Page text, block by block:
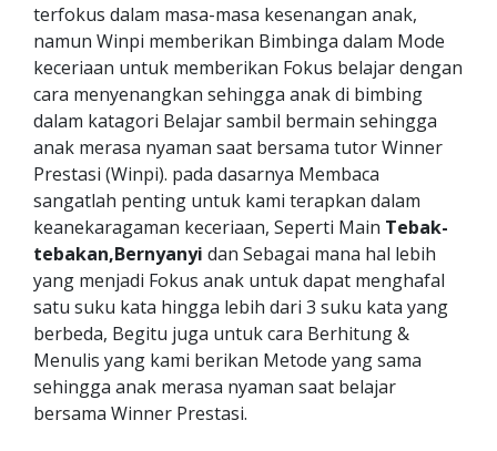
terfokus dalam masa-masa kesenangan anak,
namun Winpi memberikan Bimbinga dalam Mode
keceriaan untuk memberikan Fokus belajar dengan
cara menyenangkan sehingga anak di bimbing
dalam katagori Belajar sambil bermain sehingga
anak merasa nyaman saat bersama tutor Winner
Prestasi (Winpi). pada dasarnya Membaca
sangatlah penting untuk kami terapkan dalam
keanekaragaman keceriaan, Seperti Main Tebak-
tebakan,Bernyanyi dan Sebagai mana hal lebih
yang menjadi Fokus anak untuk dapat menghafal
satu suku kata hingga lebih dari 3 suku kata yang
berbeda, Begitu juga untuk cara Berhitung &
Menulis yang kami berikan Metode yang sama
sehingga anak merasa nyaman saat belajar
bersama Winner Prestasi.